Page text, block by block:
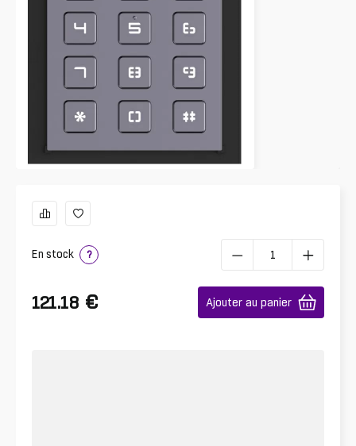
En stock ?
121.18 € Ajouter au panier